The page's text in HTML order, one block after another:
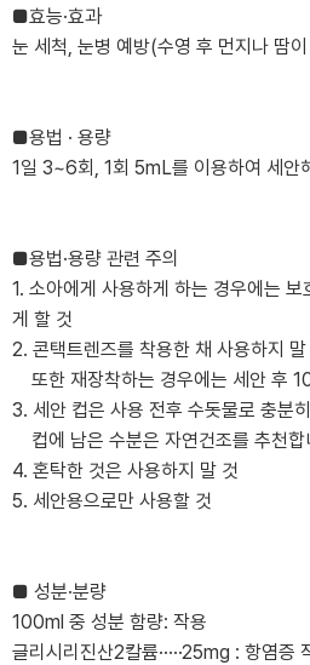
■효능·효과
눈 세척, 눈병 예방(수영 후 먼지나 땀
■용법 · 용량
1일 3~6회, 1회 5mL를 이용하여 세안
■용법·용량 관련 주의
1. 소아에게 사용하게 하는 경우에는
게 할 것
2. 콘택트렌즈를 착용한 채 사용하지 말
또한 재장착하는 경우에는 세안 후
3. 세안 컵은 사용 전후 수돗물로 충분
컵에 남은 수분은 자연건조를 추천합
4. 혼탁한 것은 사용하지 말 것
5. 세안용으로만 사용할 것
■ 성분·분량
100ml 중 성분 함량: 작용
글리시리진산2칼륨·····25mg : 항염증